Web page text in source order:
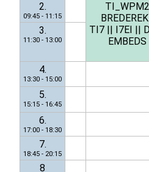
2.
09:45 - 11:15
TI_WPM2
TI7
I7EI
EMBEDS
3.
11:30 - 13:00
4.
13:30 - 15:00
5.
15:15 - 16:45
6.
17:00 - 18:30
7.
18:45 - 20:15
8